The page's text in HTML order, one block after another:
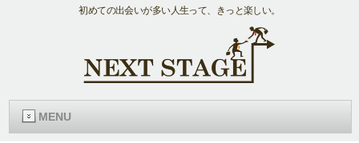
初めての出会いが多い人生って、きっと楽しい。
MENU